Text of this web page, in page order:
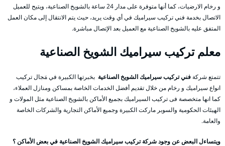
و رخام الارضيات، كما أنها متوفرة على مدار 24 ساعة بالشويخ الصناعية، ويتيح للعميل
الاتصال بخدمة فني تركيب سيراميك في أي وقت يريد، حيث يتم الانتقال إلى مكان العمل
المتفق عليه بالشويخ الصناعية مع العميل بعد الإتصال مباشرة.
معلمتركيب سيراميك الشويخ الصناعية
تتمتع شركةفني تركيب سيراميك الشويخ الصناعية بخبرتها الكبيرة في مَجال تركيب
انواع سيراميك و رخام من خلال تقديم أفضل الخدمات الخاصة بمساكن ومنازل العملاء،
كما انها متخصصة فى تركيب السيراميك بجميع الأماكن بالشويخ الصناعية مثل المولات و
الهيئات الحكومية والسوبر ماركت الكبيرة وجميع الأماكن التجارية والشركات الخاصة
والعامة.
ويتساءل البعض عن وجود شركة تركيب سيراميك الشويخ الصناعية في بعض الأماكن ؟